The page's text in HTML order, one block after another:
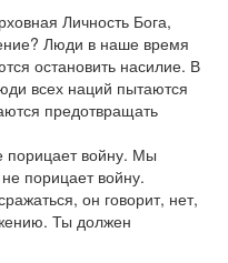
Личность Бога,
Люди в наше время
остановить насилие. В
всех наций пытаются
предотвращать
порицает войну. Мы
порицает войну.
он говорит, нет,
Ты должен